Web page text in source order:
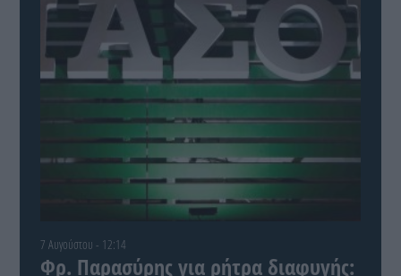
7 Αυγούστου - 12:14
Φρ. Παρασύρης για ρήτρα διαφυγής: